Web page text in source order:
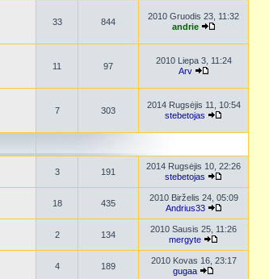
33 844
2010 Gruodis 23, 11:32
andrie
11 97
2010 Liepa 3, 11:24
Arv
7 303
2014 Rugsėjis 11, 10:54
stebetojas
3 191
2014 Rugsėjis 10, 22:26
stebetojas
18 435
2010 Birželis 24, 05:09
Andrius33
2 134
2010 Sausis 25, 11:26
mergyte
4 189
2010 Kovas 16, 23:17
gugaa